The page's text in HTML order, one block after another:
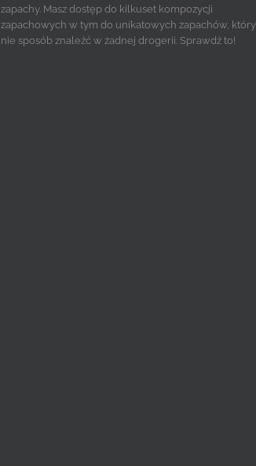
zapachy. Masz dostęp do kilkuset kompozycji
zapachowych w tym do unikatowych zapachów,
nie sposób znaleźć w żadnej drogerii. Sprawdź to!